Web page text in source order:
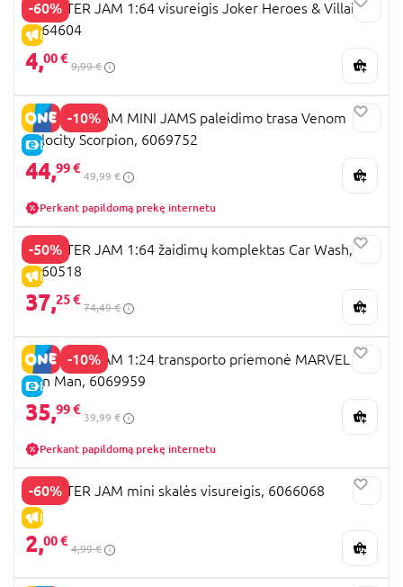
-60%
IŠPARDAVIMAS
MONSTER JAM 1:64 visureigis Joker Heroes & Villains,
6064604
4,00 €
9,99 €
-10%
E-KAINA
MONSTER JAM MINI JAMS paleidimo trasa Venom
Velocity Scorpion, 6069752
44,99 €
49,99 €
Perkant papildomą prekę internetu
-50%
IŠPARDAVIMAS
MONSTER JAM 1:64 žaidimų komplektas Car Wash,
6060518
37,25 €
74,49 €
-10%
E-KAINA
MONSTER JAM 1:24 transporto priemonė MARVEL
Iron Man, 6069959
35,99 €
39,99 €
Perkant papildomą prekę internetu
-60%
IŠPARDAVIMAS
MONSTER JAM mini skalės visureigis, 6066068
2,00 €
4,99 €